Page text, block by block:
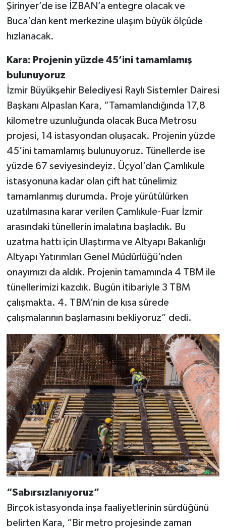
Şirinyer’de ise İZBAN’a entegre olacak ve
Buca’dan kent merkezine ulaşım büyük ölçüde
hızlanacak.
Kara: Projenin yüzde 45’ini tamamlamış
bulunuyoruz
İzmir Büyükşehir Belediyesi Raylı Sistemler Dairesi
Başkanı Alpaslan Kara, “Tamamlandığında 17,8
kilometre uzunluğunda olacak Buca Metrosu
projesi, 14 istasyondan oluşacak. Projenin yüzde
45’ini tamamlamış bulunuyoruz. Tünellerde ise
yüzde 67 seviyesindeyiz. Üçyol’dan Çamlıkule
istasyonuna kadar olan çift hat tünelimiz
tamamlanmış durumda. Proje yürütülürken
uzatılmasına karar verilen Çamlıkule-Fuar İzmir
arasındaki tünellerin imalatına başladık. Bu
uzatma hattı için Ulaştırma ve Altyapı Bakanlığı
Altyapı Yatırımları Genel Müdürlüğü’nden
onayımızı da aldık. Projenin tamamında 4 TBM ile
tünellerimizi kazdık. Bugün itibariyle 3 TBM
çalışmakta. 4. TBM’nin de kısa sürede
çalışmalarının başlamasını bekliyoruz” dedi.
“Sabırsızlanıyoruz”
Birçok istasyonda inşa faaliyetlerinin sürdüğünü
belirten Kara, “Bir metro projesinde zaman